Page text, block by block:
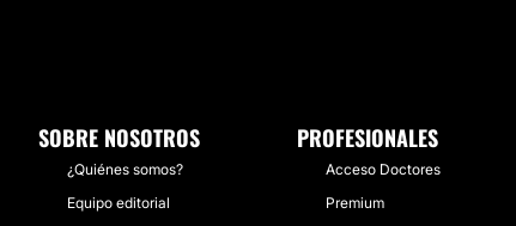
SOBRE NOSOTROS
¿Quiénes somos?
Equipo editorial
PROFESIONALES
Acceso Doctores
Premium